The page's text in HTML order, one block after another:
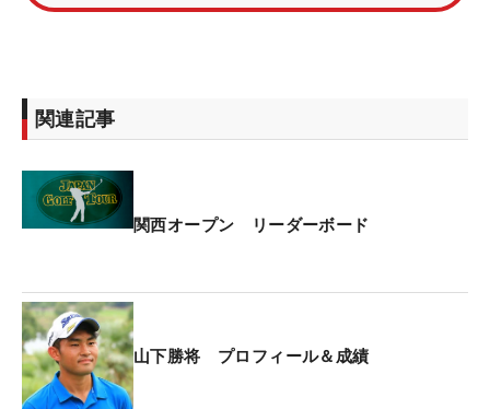
こからドライバーに違和感が出て、左に巻き気味と
連続ボギー以降、左に曲がりはじめてフェアウェイ
キープ率が低下。「（2打目が）いい位置から打つ
ます」と我慢の展開が続いた。ただ昨年の「バンテ
リン東海クラシック」以来、2度目のタッグを組む
「そんなにスコアが出る感じのコースとは思ってい
ないので、耐えて、耐えて、取れるところで取っ
て。初日としてはいい感じで回れたかなと思ってい
関連記事
関西オープン リーダーボード
山下勝将 プロフィール＆成績